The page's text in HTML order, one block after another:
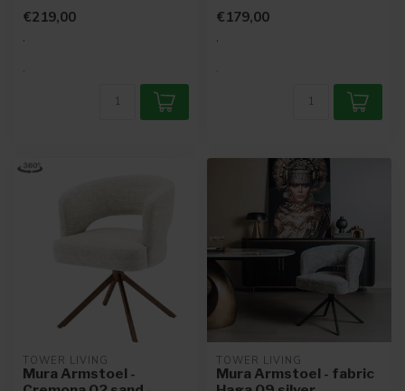
€219,00
.
.
€179,00
.
.
TOWER LIVING
Mura Armstoel -
TOWER LIVING
Mura Armstoel - fabric